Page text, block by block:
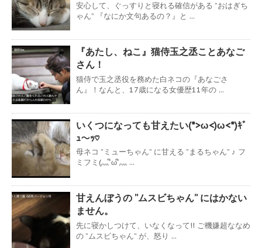
安心して、ぐっすりと寝れる確信がある ”おはぎち
ゃん” 『なにか文句あるの？』と ...
『あたし、ねこ』猫侍玉之丞ことあなご
さん！
猫侍で玉之丞役を務めた白ネコの『あなごさ
ん』！なんと、17歳になる女優歴11年の ...
いくつになっても甘えたい(*>ω<)ω<*)ｷﾞ
ｭ～ｯ♡
母ネコ ”ミューちゃん” に甘える ”まるちゃん” ♪ フ
ミフミ(灬´ิω´ิ灬 ...
甘えんぼうの ”ムスビちゃん” にはかない
ません。
先に寝かしつけて、いなくなって!! ご機嫌超ななめ
の ”ムスビちゃん” が、怒り ...